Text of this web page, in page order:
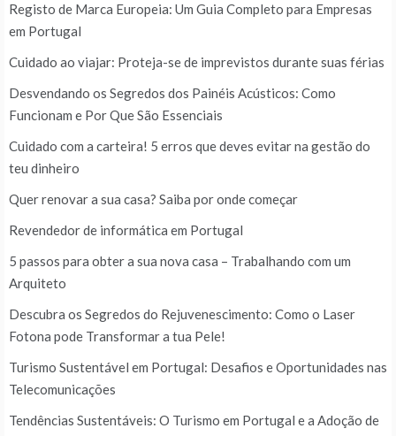
Registo de Marca Europeia: Um Guia Completo para Empresas
em Portugal
Cuidado ao viajar: Proteja-se de imprevistos durante suas férias
Desvendando os Segredos dos Painéis Acústicos: Como
Funcionam e Por Que São Essenciais
Cuidado com a carteira! 5 erros que deves evitar na gestão do
teu dinheiro
Quer renovar a sua casa? Saiba por onde começar
Revendedor de informática em Portugal
5 passos para obter a sua nova casa – Trabalhando com um
Arquiteto
Descubra os Segredos do Rejuvenescimento: Como o Laser
Fotona pode Transformar a tua Pele!
Turismo Sustentável em Portugal: Desafios e Oportunidades nas
Telecomunicações
Tendências Sustentáveis: O Turismo em Portugal e a Adoção de